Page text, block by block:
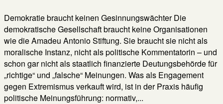
Demokratie braucht keinen Gesinnungswächter Die
demokratische Gesellschaft braucht keine Organisationen
wie die Amadeu Antonio Stiftung. Sie braucht sie nicht als
moralische Instanz, nicht als politische Kommentatorin – und
schon gar nicht als staatlich finanzierte Deutungsbehörde für
„richtige“ und „falsche“ Meinungen. Was als Engagement
gegen Extremismus verkauft wird, ist in der Praxis häufig
politische Meinungsführung: normativ,...